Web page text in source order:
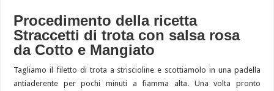
Procedimento della ricetta
Straccetti di trota con salsa rosa
da Cotto e Mangiato
Tagliamo il filetto di trota a striscioline e scottiamolo in una padella
antiaderente per pochi minuti a fiamma alta. Una volta pronto